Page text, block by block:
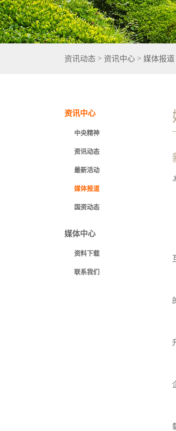
资讯动态 > 资讯中心 > 媒体报道
资讯中心
中央精神
资讯动态
最新活动
媒体报道
国资动态
媒体中心
资料下载
联系我们